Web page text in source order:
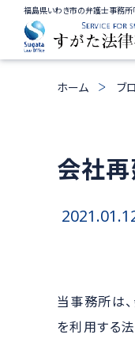
福島県いわき市の弁護士事務所
ホーム ブ
会社
当事務所は
を利用する